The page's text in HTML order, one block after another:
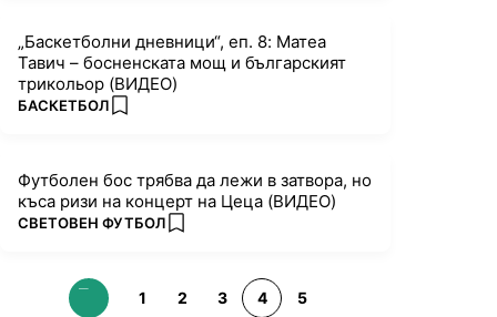
„Баскетболни дневници“, еп. 8: Матеа
Тавич – босненската мощ и българският
трикольор (ВИДЕО)
ПОВЕЧЕ ОТ
БАСКЕТБОЛ add favorites
Футболен бос трябва да лежи в затвора, но
къса ризи на концерт на Цеца (ВИДЕО)
ПОВЕЧЕ ОТ
СВЕТОВЕН ФУТБОЛ add favorites
1 2 3 4 5